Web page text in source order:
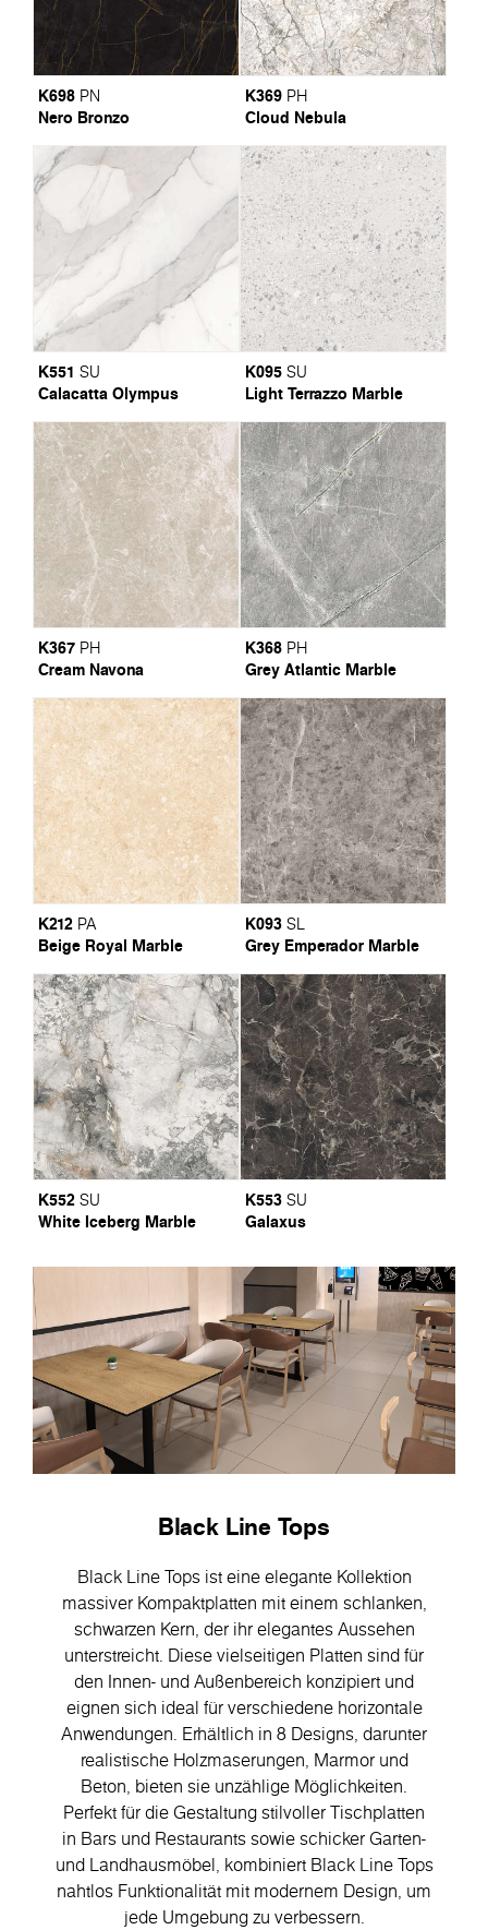
K698 PN
Nero Bronzo
K369 PH
Cloud Nebula
K551 SU
Calacatta Olympus
K095 SU
Light Terrazzo Marble
K367 PH
Cream Navona
K368 PH
Grey Atlantic Marble
K212 PA
Beige Royal Marble
K093 SL
Grey Emperador Marble
K552 SU
White Iceberg Marble
K553 SU
Galaxus
Black Line Tops
Black Line Tops ist eine elegante Kollektion
massiver Kompaktplatten mit einem schlanken,
schwarzen Kern, der ihr elegantes Aussehen
unterstreicht. Diese vielseitigen Platten sind für
den Innen- und Außenbereich konzipiert und
eignen sich ideal für verschiedene horizontale
Anwendungen. Erhältlich in 8 Designs, darunter
realistische Holzmaserungen, Marmor und
Beton, bieten sie unzählige Möglichkeiten.
Perfekt für die Gestaltung stilvoller Tischplatten
in Bars und Restaurants sowie schicker Garten-
und Landhausmöbel, kombiniert Black Line Tops
nahtlos Funktionalität mit modernem Design, um
jede Umgebung zu verbessern.